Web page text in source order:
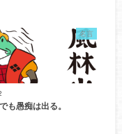
名言
も愚痴は出る。